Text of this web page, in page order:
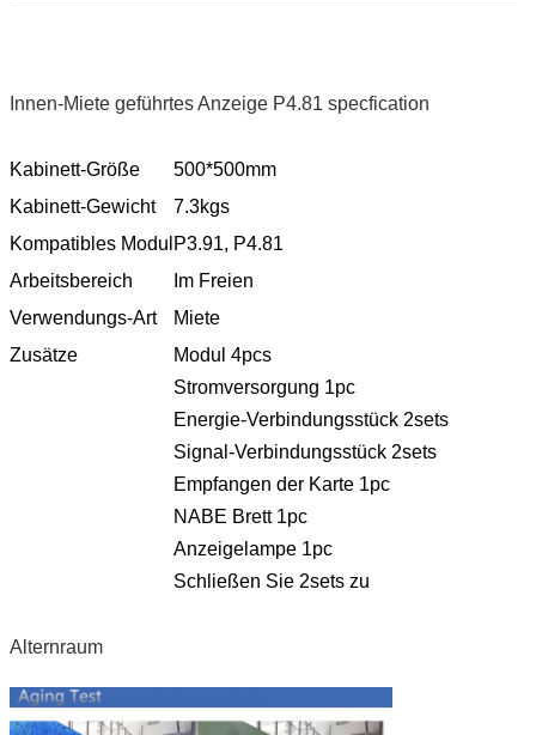
Innen-Miete geführtes Anzeige P4.81 specfication
Kabinett-Größe
500*500mm
Kabinett-Gewicht
7.3kgs
Kompatibles Modul P3.91, P4.81
Arbeitsbereich
Im Freien
Verwendungs-Art
Miete
Zusätze
Modul 4pcs
Stromversorgung 1pc
Energie-Verbindungsstück 2sets
Signal-Verbindungsstück 2sets
Empfangen der Karte 1pc
NABE Brett 1pc
Anzeigelampe 1pc
Schließen Sie 2sets zu
Alternraum